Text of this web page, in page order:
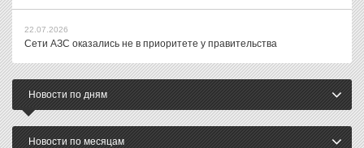
22.07.2026
Сети АЗС оказались не в приоритете у правительства
Новости по дням
Новости по месяцам